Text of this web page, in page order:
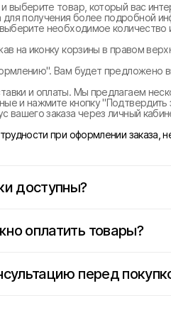
выберите товар, который вас
получения более подробной
необходимое
на иконку корзины в правом
Вам будет предложено
и оплаты. Мы предлагаем
и нажмите кнопку "Подтвердить
вашего заказа через личный
при оформлении
доступны?
оплатить товары?
перед